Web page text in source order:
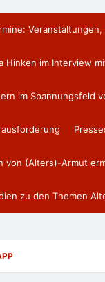
Hinken im Interview
im Spannungsfeld
von (Alters)-Armut
zu den Themen